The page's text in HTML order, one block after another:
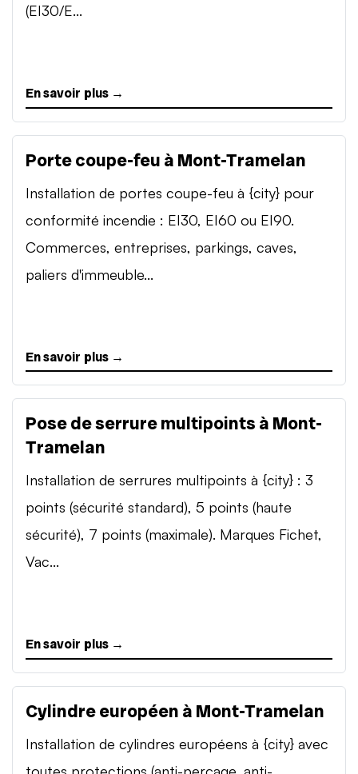
(EI30/E...
En savoir plus →
Porte coupe-feu à Mont-Tramelan
Installation de portes coupe-feu à {city} pour
conformité incendie : EI30, EI60 ou EI90.
Commerces, entreprises, parkings, caves,
paliers d'immeuble...
En savoir plus →
Pose de serrure multipoints à Mont-
Tramelan
Installation de serrures multipoints à {city} : 3
points (sécurité standard), 5 points (haute
sécurité), 7 points (maximale). Marques Fichet,
Vac...
En savoir plus →
Cylindre européen à Mont-Tramelan
Installation de cylindres européens à {city} avec
toutes protections (anti-perçage, anti-